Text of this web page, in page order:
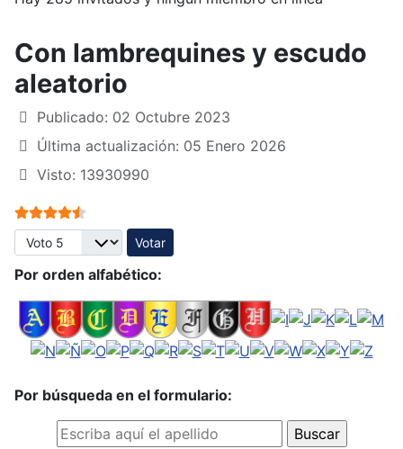
Con lambrequines y escudo
aleatorio
Publicado: 02 Octubre 2023
Última actualización: 05 Enero 2026
Visto: 13930990
Ratio:4.5/
Por favor, vote
Por orden alfabético:
Por búsqueda en el formulario: